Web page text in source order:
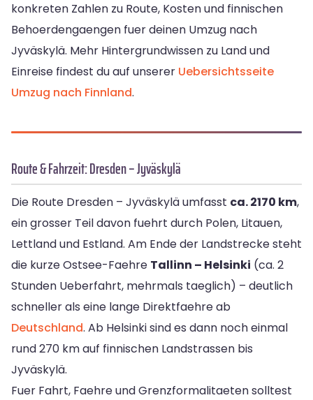
konkreten Zahlen zu Route, Kosten und finnischen
Behoerdengaengen fuer deinen Umzug nach
Jyväskylä. Mehr Hintergrundwissen zu Land und
Einreise findest du auf unserer Uebersichtsseite
Umzug nach Finnland.
Route & Fahrzeit: Dresden – Jyväskylä
Die Route Dresden – Jyväskylä umfasst ca. 2170 km,
ein grosser Teil davon fuehrt durch Polen, Litauen,
Lettland und Estland. Am Ende der Landstrecke steht
die kurze Ostsee-Faehre Tallinn – Helsinki (ca. 2
Stunden Ueberfahrt, mehrmals taeglich) – deutlich
schneller als eine lange Direktfaehre ab
Deutschland. Ab Helsinki sind es dann noch einmal
rund 270 km auf finnischen Landstrassen bis
Jyväskylä.
Fuer Fahrt, Faehre und Grenzformalitaeten solltest